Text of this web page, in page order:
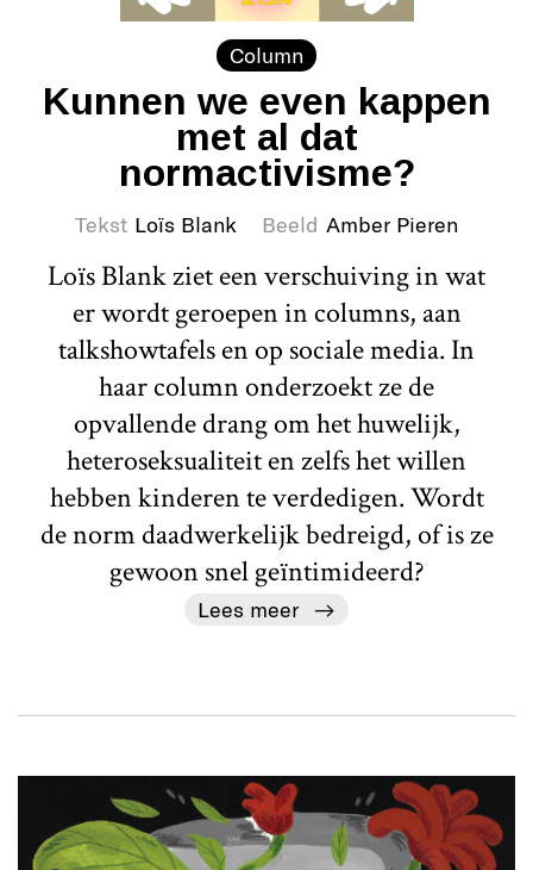
Column
Kunnen we even kappen
met al dat
normactivisme?
Tekst Loïs Blank Beeld Amber Pieren
Loïs Blank ziet een verschuiving in wat
er wordt geroepen in columns, aan
talkshowtafels en op sociale media. In
haar column onderzoekt ze de
opvallende drang om het huwelijk,
heteroseksualiteit en zelfs het willen
hebben kinderen te verdedigen. Wordt
de norm daadwerkelijk bedreigd, of is ze
gewoon snel geïntimideerd?
Lees meer